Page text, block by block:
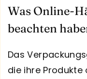
Was Online-
beachten
Das
die ihre